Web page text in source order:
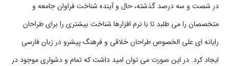
در شصت و سه درصد گذشته، حال و آینده شناخت فراوان جامعه و
متخصصان را می طلبد تا با نرم افزارها شناخت بیشتری را برای طراحان
رایانه ای علی الخصوص طراحان خلاقی و فرهنگ پیشرو در زبان فارسی
ایجاد کرد. در این صورت می توان امید داشت که تمام و دشواری موجود در